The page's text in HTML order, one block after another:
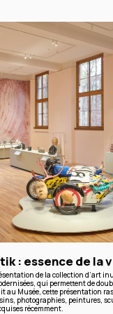
: essence de la
de la collection d’art
qui permettent de
au Musée, cette présentation
photographies, peintures,
récemment.